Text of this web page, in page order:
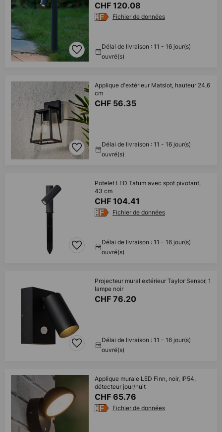
CHF 120.08
Fichier de données
Délai de livraison : 11 - 16 jour(s)
ouvré(s)
Applique d'extérieur Matslot, hauteur 24,6
cm
CHF 56.35
Délai de livraison : 11 - 16 jour(s)
ouvré(s)
Potelet LED Tatum avec spot pivotant,
43 cm
CHF 104.41
Fichier de données
Délai de livraison : 11 - 16 jour(s)
ouvré(s)
Projecteur mural extérieur Taylor Sensor, 1
lampe noir
CHF 76.20
Délai de livraison : 11 - 16 jour(s)
ouvré(s)
Applique murale LED Finn, noir, IP54,
détecteur jour/nuit
CHF 65.76
Fichier de données